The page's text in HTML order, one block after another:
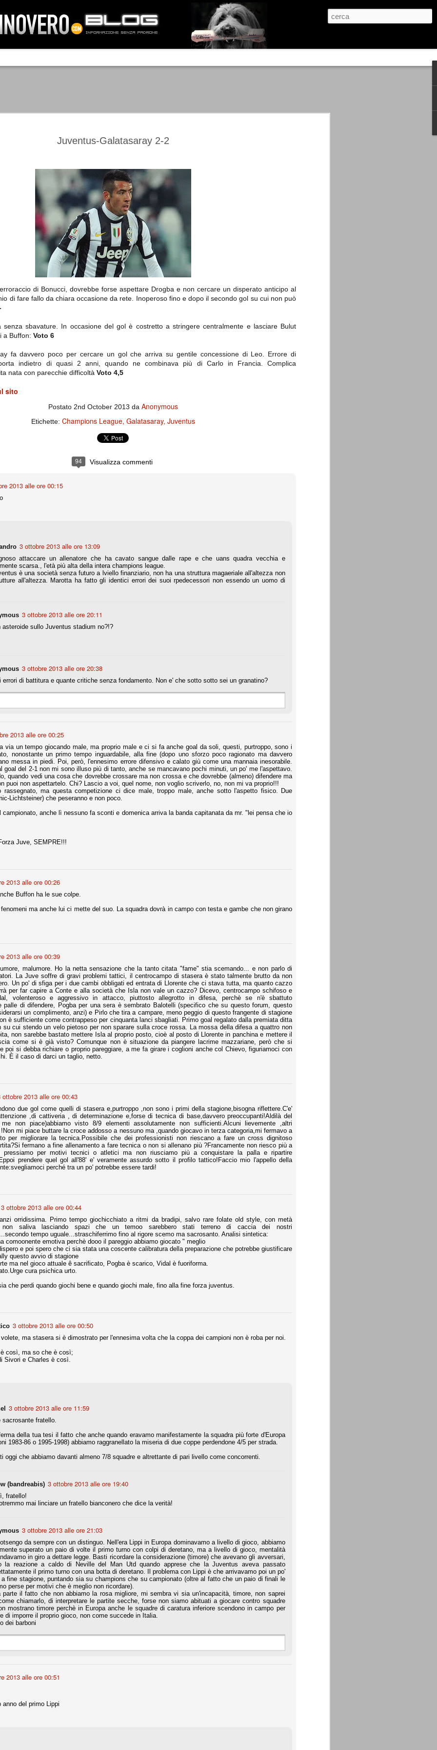
Juventus-Galatasaray 2-2
di Bonucci, dovrebbe forse aspettare Drogba e non cercare un disperato anticipo al
di fare fallo da chiara occasione da rete. Inoperoso fino e dopo il secondo gol su cui non può
senza sbavature. In occasione del gol è costretto a stringere centralmente e lasciare Bulut
a Buffon: Voto 6
fa davvero poco per cercare un gol che arriva su gentile concessione di Leo. Errore di
indietro di quasi 2 anni, quando ne combinava più di Carlo in Francia. Complica
nata con parecchie difficoltà Voto 4,5
sito
Postato 2nd October 2013 da Anonymous
Etichette: Champions League Galatasaray Juventus
94 Visualizza commenti
2013 alle ore 00:15
3 ottobre 2013 alle ore 13:09
attaccare un allenatore che ha cavato sangue dalle rape e che uans quadra vecchia e
scarsa., l'età più alta della intera champions league.
è una società senza futuro a lviello finanziario, non ha una struttura magaeriale all'altezza non
all'altezza. Marotta ha fatto gli identici errori dei suoi rpedecessori non essendo un uomo di
3 ottobre 2013 alle ore 20:11
asteroide sullo Juventus stadium no?!?
3 ottobre 2013 alle ore 20:38
errori di battitura e quante critiche senza fondamento. Non e' che sotto sotto sei un granatino?
2013 alle ore 00:25
via un tempo giocando male, ma proprio male e ci si fa anche goal da soli, questi, purtroppo, sono i
nonostante un primo tempo inguardabile, alla fine (dopo uno sforzo poco ragionato ma davvero
messa in piedi. Poi, però, l'ennesimo errore difensivo e calato giù come una mannaia inesorabile.
goal del 2-1 non mi sono illuso più di tanto, anche se mancavano pochi minuti, un po' me l'aspettavo.
quando vedi una cosa che dovrebbe crossare ma non crossa e che dovrebbe (almeno) difendere ma
puoi non aspettartelo. Chi? Lascio a voi, quel nome, non voglio scriverlo, no, non mi va proprio!!!
rassegnato, ma questa competizione ci dice male, troppo male, anche sotto l'aspetto fisico. Due
Lichtsteiner) che peseranno e non poco.
campionato, anche lì nessuno fa sconti e domenica arriva la banda capitanata da mr. "lei pensa che io
Juve, SEMPRE!!!
2013 alle ore 00:26
Buffon ha le sue colpe.
ma anche lui ci mette del suo. La squadra dovrà in campo con testa e gambe che non girano
2013 alle ore 00:39
malumore. Ho la netta sensazione che la tanto citata "fame" stia scemando... e non parlo di
La Juve soffre di gravi problemi tattici, il centrocampo di stasera è stato talmente brutto da non
Un po' di sfiga per i due cambi obbligati ed entrata di Llorente che ci stava tutta, ma quanto cazzo
per far capire a Conte e alla società che Isla non vale un cazzo? Dicevo, centrocampo schifoso e
volenteroso e aggressivo in attacco, piuttosto allegrotto in difesa, perchè se n'è sbattuto
palle di difendere, Pogba per una sera è sembrato Balotelli (specifico che su questo forum, questo
un complimento, anzi) e Pirlo che tira a campare, meno peggio di questo frangente di stagione
è sufficiente come contrappeso per cinquanta lanci sbagliati. Primo goal regalato dalla premiata ditta
su cui stendo un velo pietoso per non sparare sulla croce rossa. La mossa della difesa a quattro non
non sarebbe bastato mettere Isla al proprio posto, cioè al posto di Llorente in panchina e mettere il
come si è già visto? Comunque non è situazione da piangere lacrime mazzariane, però che si
poi si debba richiare o proprio pareggiare, a me fa girare i coglioni anche col Chievo, figuriamoci con
È il caso di darci un taglio, netto.
ottobre 2013 alle ore 00:43
due gol come quelli di stasera e,purtroppo ,non sono i primi della stagione,bisogna riflettere.C'e'
,di cattiveria , di determinazione e,forse di tecnica di base,davvero preoccupanti!Aldilà del
non piace)abbiamo visto 8/9 elementi assolutamente non sufficienti.Alcuni lievemente ,altri
mi piace buttare la croce addosso a nessuno ma ,quando giocavo in terza categoria,mi fermavo a
per migliorare la tecnica.Possibile che dei professionisti non riescano a fare un cross dignitoso
fermano a fine allenamento a fare tecnica o non si allenano più ?Francamente non riesco più a
pressiamo per motivi tecnici o atletici ma non riusciamo più a conquistare la palla e ripartire
prendere quel gol all'88' e' veramente assurdo sotto il profilo tattico!Faccio mio l'appello della
perché tra un po' potrebbe essere tardi!
3 ottobre 2013 alle ore 00:44
orridissima. Primo tempo giochicchiato a ritmi da bradipi, salvo rare folate old style, con metà
non saliva lasciando spazi che un temoo sarebbero stati terreno di caccia dei nostri
tempo uguale...straschiferrimo fino al rigore scemo ma sacrosanto. Analisi sintetica:
comoonente emotiva perchè dooo il pareggio abbiamo giocato " meglio
e poi spero che ci sia stata una coscente calibratura della preparazione che potrebbe giustificare
questo avvio di stagione
ma nel gioco attuale ê sacrificato, Pogba è scarico, Vidal è fuoriforma.
cura psichica urto.
che perdi quando giochi bene e quando giochi male, fino alla fine forza juventus.
3 ottobre 2013 alle ore 00:50
ma stasera si è dimostrato per l'ennesima volta che la coppa dei campioni non è roba per noi.
è così, ma so che è così;
Sivori e Charles è così.
3 ottobre 2013 alle ore 11:59
sacrosante fratello.
della tua tesi il fatto che anche quando eravamo manifestamente la squadra più forte d'Europa
1983-86 o 1995-1998) abbiamo raggranellato la miseria di due coppe perdendone 4/5 per strada.
oggi che abbiamo davanti almeno 7/8 squadre e altrettante di pari livello come concorrenti.
(bandreabis) 3 ottobre 2013 alle ore 19:40
fratello!
mai linciare un fratello bianconero che dice la verità!
3 ottobre 2013 alle ore 21:03
da sempre con un distinguo. Nell'era Lippi in Europa dominavamo a livello di gioco, abbiamo
superato un paio di volte il primo turno con colpi di deretano, ma a livello di gioco, mentalità
in giro a dettare legge. Basti ricordare la considerazione (timore) che avevano gli avversari,
la reazione a caldo di Neville del Man Utd quando apprese che la Juventus aveva passato
il primo turno con una botta di deretano. Il problema con Lippi è che arrivavamo poi un po'
fine stagione, puntando sia su champions che su campionato (oltre al fatto che un paio di finali le
perse per motivi che è meglio non ricordare).
parte il fatto che non abbiamo la rosa migliore, mi sembra vi sia un'incapacità, timore, non saprei
chiamarlo, di interpretare le partite secche, forse non siamo abituati a giocare contro squadre
mostrano timore perchè in Europa anche le squadre di caratura inferiore scendono in campo per
di imporre il proprio gioco, non come succede in Italia.
dei barboni
2013 alle ore 00:51
anno del primo Lippi
dell’estate 2006, sembrava
il corso degli eventi che si
condannando irreversibilmente.
Manchester City -
Juventus 1-2
La Juventus trionfa a
Manchester conquistandosi tre
importantissimi punti per la
qualificazione e mettendosi alle
spalle le brutte prestazioni del
campionato. Dopo un primo tempo
di sofferenza gli uomini di Allegri
hanno saputo reagire al gol
fortunoso (e non molto regolare)
segnato dagli inglesi e a portare a
casa il bottino intero.
SEP
12
Juventus - Chievo 1-1
La Juventus esce con un
Stadium, accentuando una crisi
che sembra non avere fine.
Nonostante il gol fortunoso del
Chievo, la sensazione netta è che
la matassa sia molto, molto lunga
e difficile da sbrogliare.
SEP
11
La sentenza di
Cassazione su Moggi
"In Italia la Corte Suprema di
principali funzioni che le sono
attribuite dalla legge fondamentale
sull'ordinamento giudiziario del 30
già pubblicato un pezzo dedicato pochi giorni fa. Ricordiamo che
12 giocatori usciti nella sessione di calciomercato sono italiani, e
giocatori arrivati.
all'Olimpico. Una squadra che per i primi 75 minuti non ha
solo a 10 minuti dalla fine, dopo essere rimasta in 10 uomini.
forse più avvincente:
Donetsk (Ucr), Malmoe (Sve)
Utd (Ing), Cska Mosca (Rus), Wolfsburg (Ger).
Galatasaray (Tur), Astana (Kaz).
di sfortuna. Partita sbagliata come impostazione, a cominciare
la gestione della stessa. Può succedere. Oggi anche Allegri ha
abbia capito. Quindi, niente drammi e vediamo di imparare in
falso, o c'è qualcosa di più?
della sentenza di primo grado del processo sportivo
polemica sviluppatasi in questi giorni, soprattutto fra tifosi
che ognuno tiri l'acqua al suo mulino e difenda strenuamente il
presenza o dell'assenza di prove. Ci interessa invece altro.
Nei giorni scorsi abbiamo ricevuto alcuni messaggi di amici
le incongruenze emerse negli scorsi anni nello scandalo del
con le assurde accuse a Pepe e Bonucci, e la
situazione di Conte, oltre ai tanti altri tirati in ballo solo da
di terze parti (senza riscontri oggettivi), ora si punta il dito
il Teramo.
ha conseguito il suo ottavo successo nelle 19 competizioni
- Lazio 2-0
italiana, diventando così la squadra più titolata in Italia in
i bianconeri a trovare una certa unità dopo le prime deludenti
non è una barzelletta. O forse sì, fate voi, ma non fa ridere. Ci
non è una storiaccia legata alla ex Jugoslavia. Dicevamo che ci sono
età (29 anni), e sono fisicamente simili, entrambi grandi e grossi.
europee, e tutti e due sono appena arrivati a giocare in Italia. Il
finora sono le motivazioni del giudizio di Cassazione relativo a
scelto di farsi giudicare con il rito abbreviato.
e quindi non le commenteremo, le considerazioni (di parte)
quello che è: un allenamento in vista della stagione, una ghiotta
preziosi minuti nelle gambe. E chi sabato era allo stadio a San
A
delle liste.
di ammortamento + ingaggio lordo annuo. La somma della potenza
il 70 % del fatturato al netto delle plusvalenze (vedi regole del
fatturato 2014/15, che dovrebbe comunque essere intorno ai 320
2015/16, esercizio appena iniziato.
si valuta alla fine, a inizio settembre. Fermo restando che poi
sono già arrivati Rugani, Dybala, Khedira, Mandzukic, Neto, Zaza.
Ogbonna, forse Vidal. Il mercato i nostri dirigenti hanno dimostrato
fare meglio di noi tifosi.
uno fra i maggiori talenti del calcio italiano della sua generazione,
bravo nell'anticipo, bravo in marcatura, bravo nello scegliere il tempo
Juventus era fare mercato e farlo subito, anche al fine di
di Rugani, Dybala e Zaza, il gentleman agreement con il
sono tutte mosse che puntano a ringiovanire la rosa affidandosi a
per la Juventus l'epoca degli accordi di compartecipazione
la data finale, data nella quale quella forma contrattuale (con
del Sassuolo, così come Berardi (ora al 100%). Se uno dei due
atto di quanto costerà. Di certo, quei due giocatori, insieme a
Comproprietà - Capitolo finale
Finita un'altra stagione di trionfi, è tempo ora per la Juve di
mettersi tutto alle spalle e di organizzare il mercato per la
stagione.
anni fa il calcio italiano ha deciso di adeguarsi al resto d’Europa e
estinguere definitivamente la pratica delle comproprietà. Per
le società, la FIGC aveva dato inizialmente un anno di tempo,
poi decidere di concedere una proroga fino a giugno 2015.
orgogliosi di un gruppo (società, dirigenti, staff tecnico, squadra)
Una squadra che ha saputo cambiare guida tecnica, staff,
15:
ai rigori).